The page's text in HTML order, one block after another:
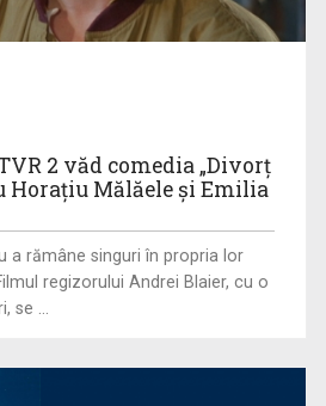
2 văd comedia „Divorţ
Horaţiu Mălăele şi Emilia
a rămâne singuri în propria lor
regizorului Andrei Blaier, cu o
se ...